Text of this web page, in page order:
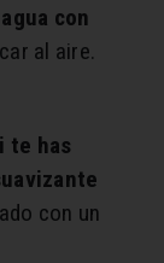
con
al aire.
te has
con un